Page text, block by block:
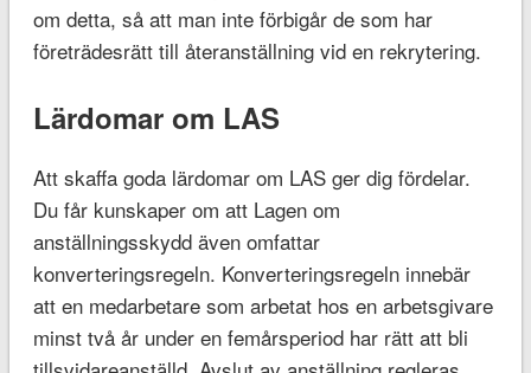
om detta, så att man inte förbigår de som har
företrädesrätt till återanställning vid en rekrytering.
Lärdomar om LAS
Att skaffa goda lärdomar om LAS ger dig fördelar.
Du får kunskaper om att Lagen om
anställningsskydd även omfattar
konverteringsregeln. Konverteringsregeln innebär
att en medarbetare som arbetat hos en arbetsgivare
minst två år under en femårsperiod har rätt att bli